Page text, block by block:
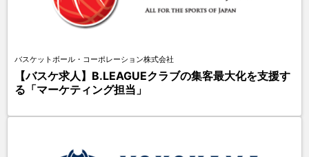
バスケットボール・コーポレーション株式会社
【バスケ求人】B.LEAGUEクラブの集客最大化を支援す
る「マーケティング担当」